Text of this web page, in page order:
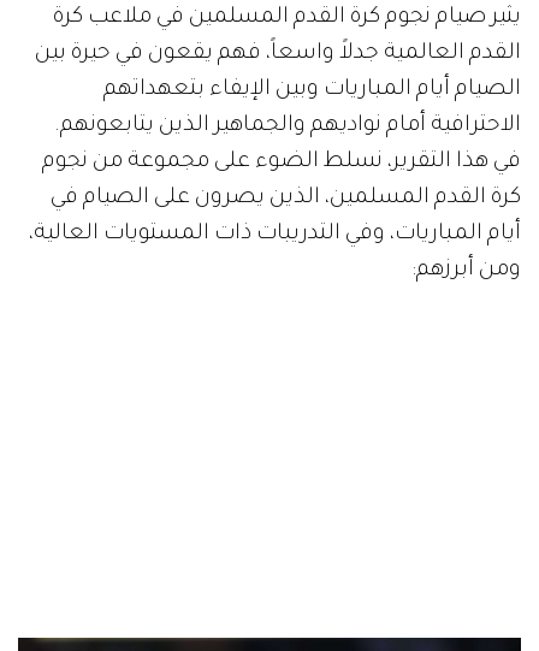
يثير صيام نجوم كرة القدم المسلمين في ملاعب كرة
القدم العالمية جدلاً واسعاً، فهم يقعون في حيرة بين
الصيام أيام المباريات وبين الإيفاء بتعهداتهم
الاحترافية أمام نواديهم والجماهير الذين يتابعونهم.
في هذا التقرير، نسلط الضوء على مجموعة من نجوم
كرة القدم المسلمين، الذين يصرون على الصيام في
أيام المباريات، وفي التدريبات ذات المستويات العالية،
ومن أبرزهم: